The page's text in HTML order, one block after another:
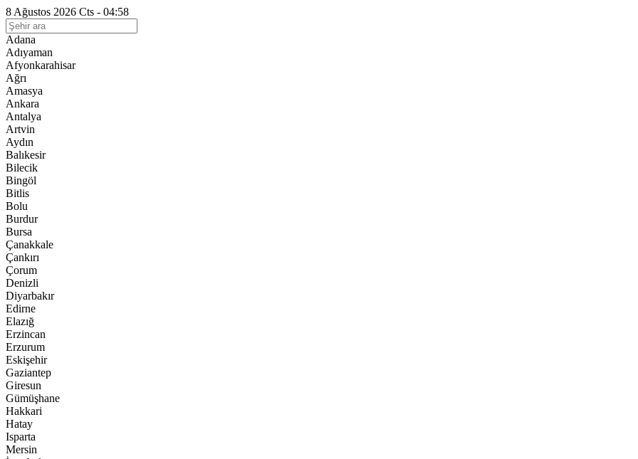
8 Ağustos 2026 Cts - 04:58
Adana
Adıyaman
Afyonkarahisar
Ağrı
Amasya
Ankara
Antalya
Artvin
Aydın
Balıkesir
Bilecik
Bingöl
Bitlis
Bolu
Burdur
Bursa
Çanakkale
Çankırı
Çorum
Denizli
Diyarbakır
Edirne
Elazığ
Erzincan
Erzurum
Eskişehir
Gaziantep
Giresun
Gümüşhane
Hakkari
Hatay
Isparta
Mersin